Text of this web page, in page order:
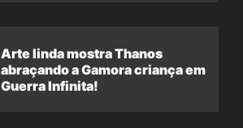
Arte linda mostra Thanos
abraçando a Gamora criança em
Guerra Infinita!